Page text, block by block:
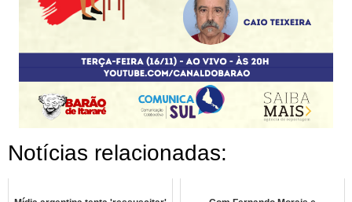
Notícias relacionadas: